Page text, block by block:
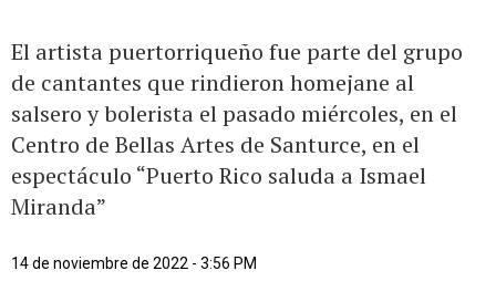
El artista puertorriqueño fue parte del grupo
de cantantes que rindieron homejane al
salsero y bolerista el pasado miércoles, en el
Centro de Bellas Artes de Santurce, en el
espectáculo “Puerto Rico saluda a Ismael
Miranda”
14 de noviembre de 2022 - 3:56 PM